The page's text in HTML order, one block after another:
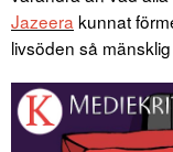
Jazeera kunnat
livsöden så